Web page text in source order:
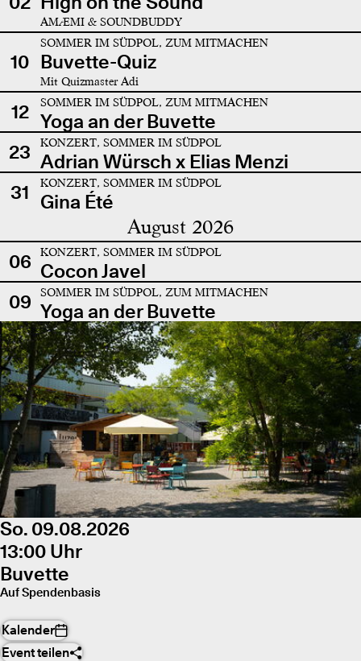
AMÆMI & SOUNDBUDDY
10
SOMMER IM SÜDPOL, ZUM MITMACHEN
Buvette-Quiz
Mit Quizmaster Adi
12 SOMMER IM SÜDPOL, ZUM MITMACHEN
Yoga an der Buvette
23
KONZERT, SOMMER IM SÜDPOL
Adrian Würsch x Elias Menzi
31
KONZERT, SOMMER IM SÜDPOL
Gina Été
August 2026
06 KONZERT, SOMMER IM SÜDPOL
Cocon Javel
09
SOMMER IM SÜDPOL, ZUM MITMACHEN
Yoga an der Buvette
So. 09.08.2026
13:00 Uhr
Buvette
Auf Spendenbasis
Kalender
Event teilen